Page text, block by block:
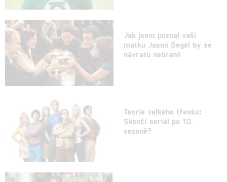
Jak jsem poznal vaši
matku Jason Segel by se
návratu nebránil
Teorie velkého třesku:
Skončí seriál po 10.
sezoně?